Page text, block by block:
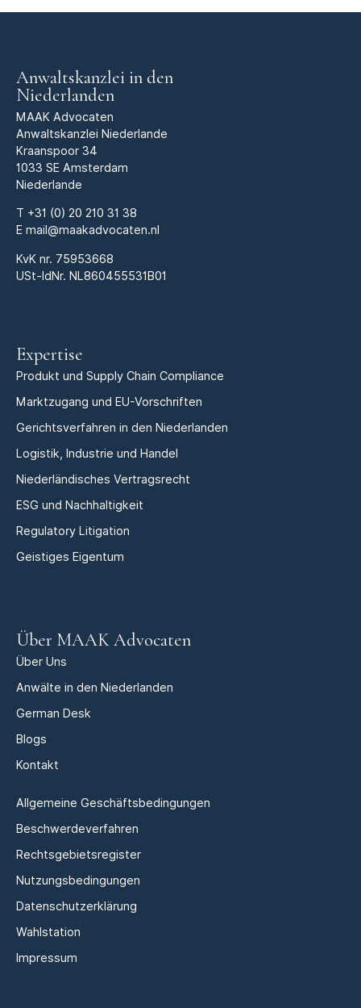
Anwaltskanzlei in den
Niederlanden
MAAK Advocaten
Anwaltskanzlei Niederlande
Kraanspoor 34
1033 SE Amsterdam
Niederlande
T +31 (0) 20 210 31 38
E mail@maakadvocaten.nl
KvK nr. 75953668
USt-IdNr. NL860455531B01
Expertise
Produkt und Supply Chain Compliance
Marktzugang und EU-Vorschriften
Gerichtsverfahren in den Niederlanden
Logistik, Industrie und Handel
Niederländisches Vertragsrecht
ESG und Nachhaltigkeit
Regulatory Litigation
Geistiges Eigentum
Über MAAK Advocaten
Über Uns
Anwälte in den Niederlanden
German Desk
Blogs
Kontakt
Allgemeine Geschäftsbedingungen
Beschwerdeverfahren
Rechtsgebietsregister
Nutzungsbedingungen
Datenschutzerklärung
Wahlstation
Impressum